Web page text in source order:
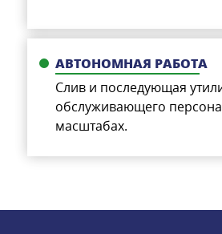
АВТОНОМНАЯ РАБОТА
Слив и последующая
обслуживающего
масштабах.